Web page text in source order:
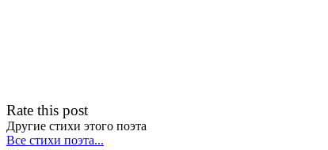
Rate this post
Другие стихи этого поэта
Все стихи поэта...